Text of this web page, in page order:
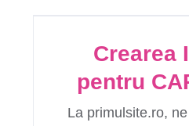
Crearea
pentru
La primulsite.ro,